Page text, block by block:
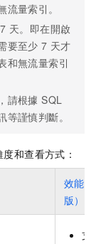
量索引。
7 天。即在開啟
要至少 7 天才
和無流量索引
請根據 SQL
謹慎判斷。
和查看方式：
效能
版）
支